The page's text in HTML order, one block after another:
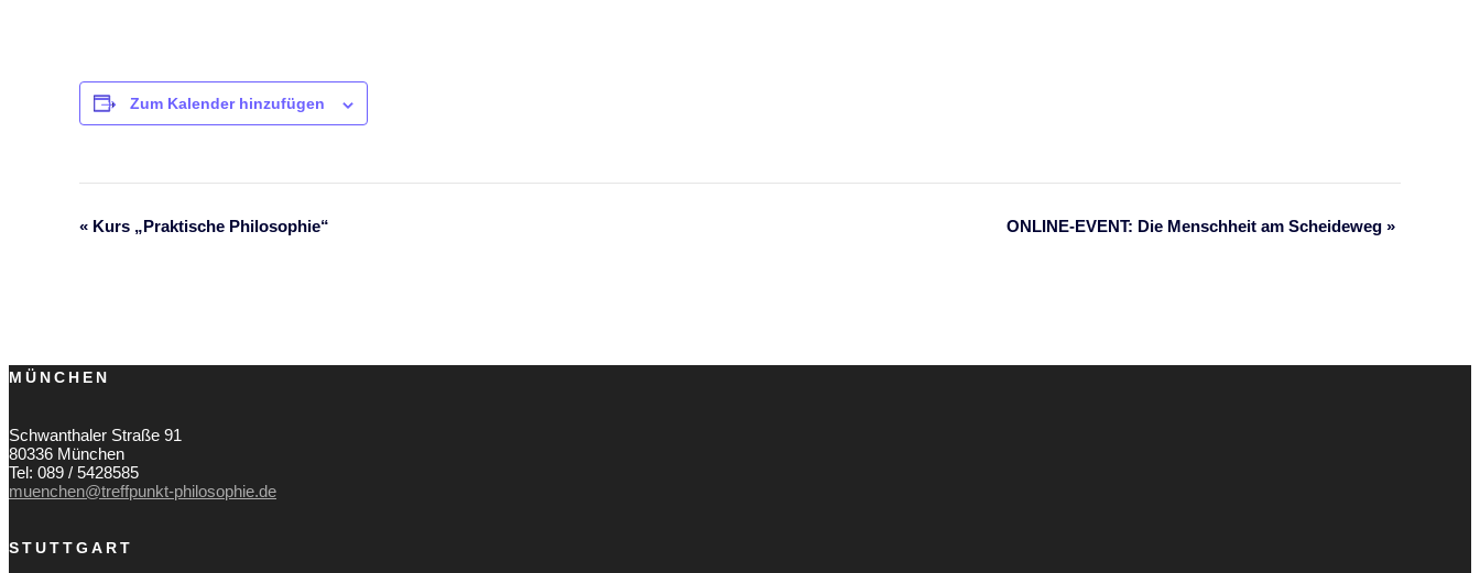
Zum Kalender hinzufügen
Veranstaltung-
« Kurs „Praktische Philosophie“ ONLINE-EVENT: Die Menschheit am Scheideweg »
MÜNCHEN
Schwanthaler Straße 91
80336 München
Tel: 089 / 5428585
muenchen@treffpunkt-philosophie.de
STUTTGART